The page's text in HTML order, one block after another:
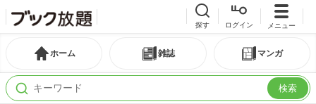
探す ログイン メニュー
ホーム 雑誌 マンガ
検索